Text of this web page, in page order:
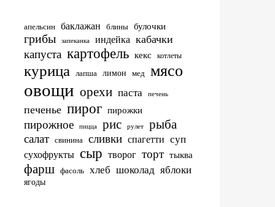
апельсин баклажан блины булочки
грибы запеканка индейка кабачки
капуста картофель кекс котлеты
курица лапша лимон мед мясо
овощи орехи паста печень
печенье пирог пирожки
пирожное пицца рис рулет рыба
салат свинина сливки спагетти суп
сухофрукты сыр творог торт тыква
фарш фасоль хлеб шоколад яблоки
ягоды